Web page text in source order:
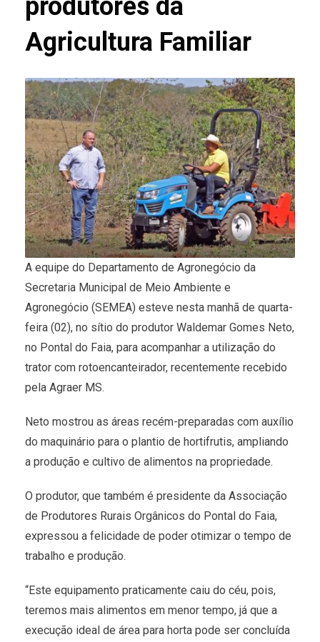
produtores da
Agricultura Familiar
A equipe do Departamento de Agronegócio da
Secretaria Municipal de Meio Ambiente e
Agronegócio (SEMEA) esteve nesta manhã de quarta-
feira (02), no sítio do produtor Waldemar Gomes Neto,
no Pontal do Faia, para acompanhar a utilização do
trator com rotoencanteirador, recentemente recebido
pela Agraer MS.
Neto mostrou as áreas recém-preparadas com auxílio
do maquinário para o plantio de hortifrutis, ampliando
a produção e cultivo de alimentos na propriedade.
O produtor, que também é presidente da Associação
de Produtores Rurais Orgânicos do Pontal do Faia,
expressou a felicidade de poder otimizar o tempo de
trabalho e produção.
“Este equipamento praticamente caiu do céu, pois,
teremos mais alimentos em menor tempo, já que a
execução ideal de área para horta pode ser concluída